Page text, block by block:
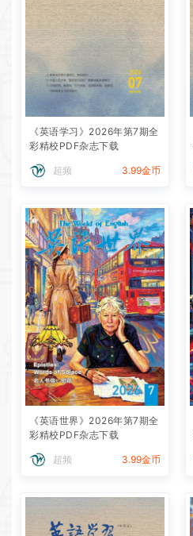
《英语学习》2026年第7期全
彩精校PDF杂志下载
超频 3.99金币
《英语世界》2026年第7期全
彩精校PDF杂志下载
超频 3.99金币